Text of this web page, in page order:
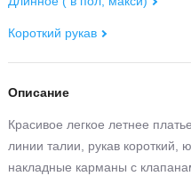
Короткий рукав
Описание
Красивое легкое летнее
линии талии, рукав короткий,
накладные карманы с